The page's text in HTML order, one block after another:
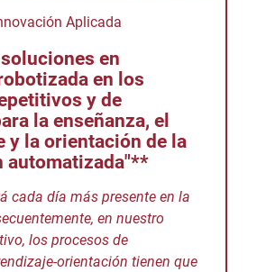
Aplicada
en
en los
y de
la enseñanza, el
y la orientación de la
automatizada"**
cada día más presente en la
en nuestro
los procesos de
orientación tienen que